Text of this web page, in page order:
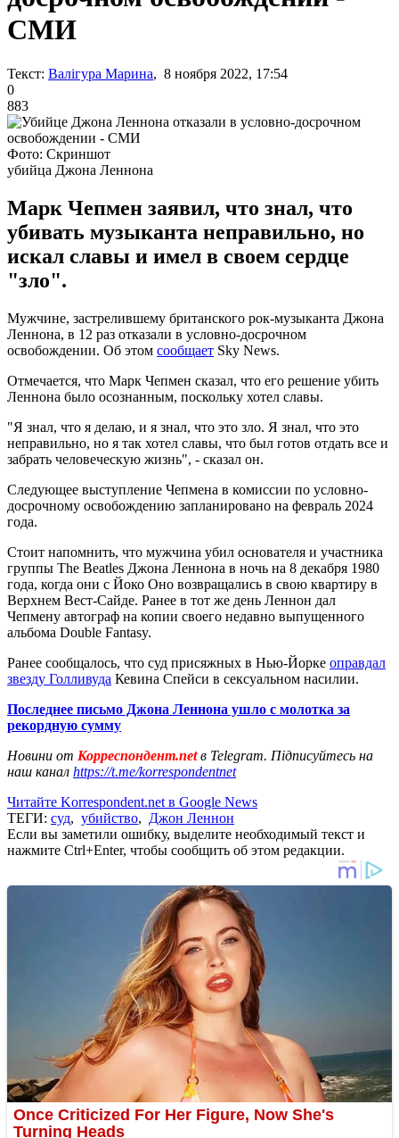
СМИ
Текст: Валігура Марина, 8 ноября 2022, 17:54
0
883
Фото: Скриншот
убийца Джона Леннона
Марк Чепмен заявил, что знал, что
убивать музыканта неправильно, но
искал славы и имел в своем сердце
"зло".
Мужчине, застрелившему британского рок-музыканта Джона
Леннона, в 12 раз отказали в условно-досрочном
освобождении. Об этом сообщает Sky News.
Отмечается, что Марк Чепмен сказал, что его решение убить
Леннона было осознанным, поскольку хотел славы.
"Я знал, что я делаю, и я знал, что это зло. Я знал, что это
неправильно, но я так хотел славы, что был готов отдать все и
забрать человеческую жизнь", - сказал он.
Следующее выступление Чепмена в комиссии по условно-
досрочному освобождению запланировано на февраль 2024
года.
Стоит напомнить, что мужчина убил основателя и участника
группы The Beatles Джона Леннона в ночь на 8 декабря 1980
года, когда они с Йоко Оно возвращались в свою квартиру в
Верхнем Вест-Сайде. Ранее в тот же день Леннон дал
Чепмену автограф на копии своего недавно выпущенного
альбома Double Fantasy.
Ранее сообщалось, что суд присяжных в Нью-Йорке оправдал
звезду Голливуда Кевина Спейси в сексуальном насилии.
Последнее письмо Джона Леннона ушло с молотка за
рекордную сумму
Новини от Корреспондент.netв Telegram. Підписуйтесь на
наш канал https://t.me/korrespondentnet
Читайте Korrespondent.net в Google News
ТЕГИ: суд, убийство, Джон Леннон
Если вы заметили ошибку, выделите необходимый текст и
нажмите Ctrl+Enter, чтобы сообщить об этом редакции.